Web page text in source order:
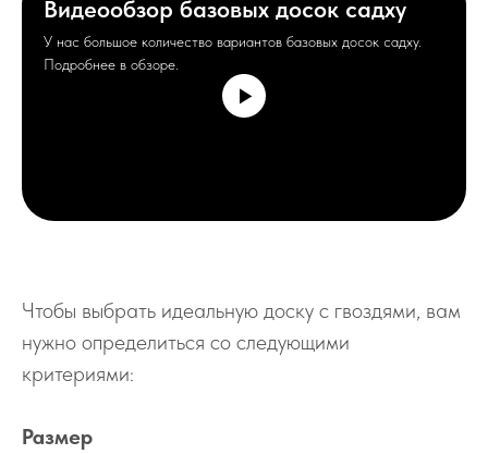
Видеообзор базовых досок садху
У нас большое количество вариантов базовых досок садху.
Подробнее в обзоре.
Чтобы выбрать идеальную доску с гвоздями, вам
нужно определиться со следующими
критериями:
Размер